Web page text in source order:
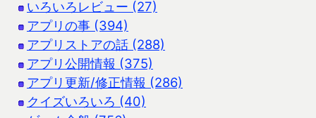
いろいろレビュー (27)
アプリの事 (394)
アプリストアの話 (288)
アプリ公開情報 (375)
アプリ更新/修正情報 (286)
クイズいろいろ (40)